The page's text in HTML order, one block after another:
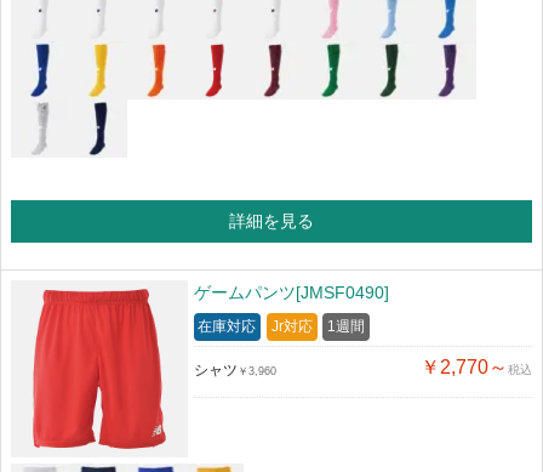
詳細を見る
ゲームパンツ[JMSF0490]
在庫対応 Jr対応 1週間
シャツ ￥3,960 ￥2,770～ 税込